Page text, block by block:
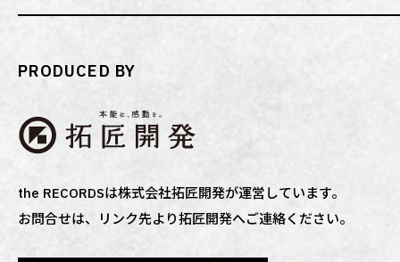
PRODUCED BY
the RECORDSは株式会社拓匠開発が運営しています。
お問合せは、リンク先より拓匠開発へご連絡ください。